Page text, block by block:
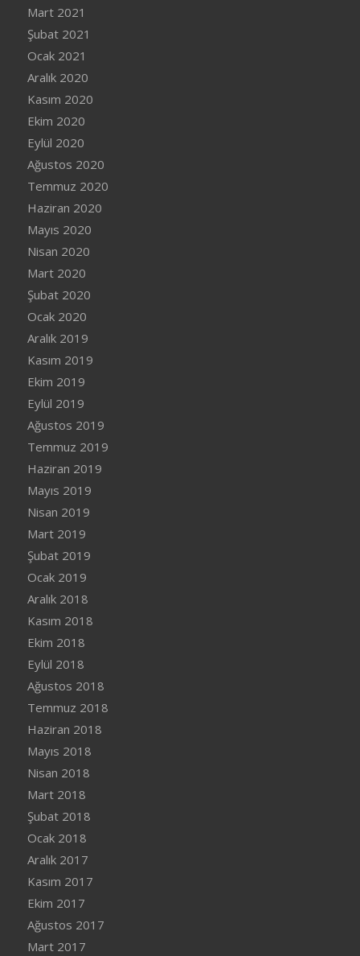
Mart 2021
Şubat 2021
Ocak 2021
Aralık 2020
Kasım 2020
Ekim 2020
Eylül 2020
Ağustos 2020
Temmuz 2020
Haziran 2020
Mayıs 2020
Nisan 2020
Mart 2020
Şubat 2020
Ocak 2020
Aralık 2019
Kasım 2019
Ekim 2019
Eylül 2019
Ağustos 2019
Temmuz 2019
Haziran 2019
Mayıs 2019
Nisan 2019
Mart 2019
Şubat 2019
Ocak 2019
Aralık 2018
Kasım 2018
Ekim 2018
Eylül 2018
Ağustos 2018
Temmuz 2018
Haziran 2018
Mayıs 2018
Nisan 2018
Mart 2018
Şubat 2018
Ocak 2018
Aralık 2017
Kasım 2017
Ekim 2017
Ağustos 2017
Mart 2017